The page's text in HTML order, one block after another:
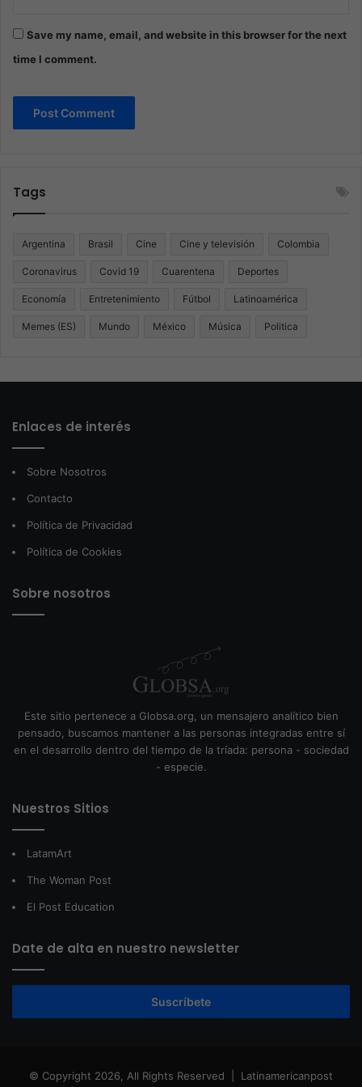
Save my name, email, and website in this browser for the next
time I comment.
Tags
Argentina Brasil Cine Cine y televisión Colombia
Coronavirus Covid 19 Cuarentena Deportes
Economía Entretenimiento Fútbol Latinoamérica
Memes (ES) Mundo México Música Politica
Enlaces de interés
Sobre Nosotros
Contacto
Política de Privacidad
Política de Cookies
Sobre nosotros
Este sitio pertenece a Globsa.org, un mensajero analítico bien
pensado, buscamos mantener a las personas integradas entre sí
en el desarrollo dentro del tiempo de la tríada: persona - sociedad
- especie.
Nuestros Sitios
LatamArt
The Woman Post
El Post Education
Date de alta en nuestro newsletter
Suscríbete
© Copyright 2026, All Rights Reserved | Latinamericanpost